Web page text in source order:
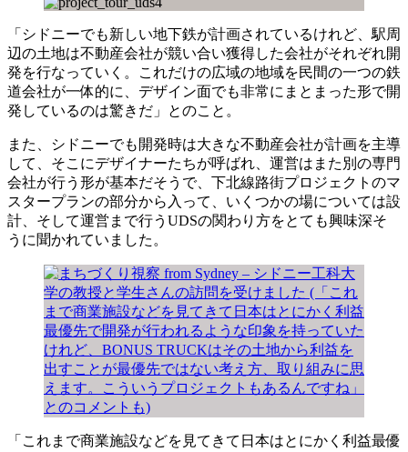
「シドニーでも新しい地下鉄が計画されているけれど、駅周
辺の土地は不動産会社が競い合い獲得した会社がそれぞれ開
発を行なっていく。これだけの広域の地域を民間の一つの鉄
道会社が一体的に、デザイン面でも非常にまとまった形で開
発しているのは驚きだ」とのこと。
また、シドニーでも開発時は大きな不動産会社が計画を主導
して、そこにデザイナーたちが呼ばれ、運営はまた別の専門
会社が行う形が基本だそうで、下北線路街プロジェクトのマ
スタープランの部分から入って、いくつかの場については設
計、そして運営まで行うUDSの関わり方をとても興味深そ
うに聞かれていました。
「これまで商業施設などを見てきて日本はとにかく利益最優